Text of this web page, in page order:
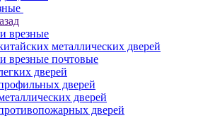
врезные
металлических дверей
врезные почтовые
дверей
дверей
дверей
дверей